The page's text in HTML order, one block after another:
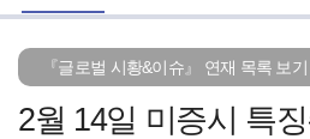
『글로벌 시황&이슈』 연재 목록 보
2월 14일 미증시 특